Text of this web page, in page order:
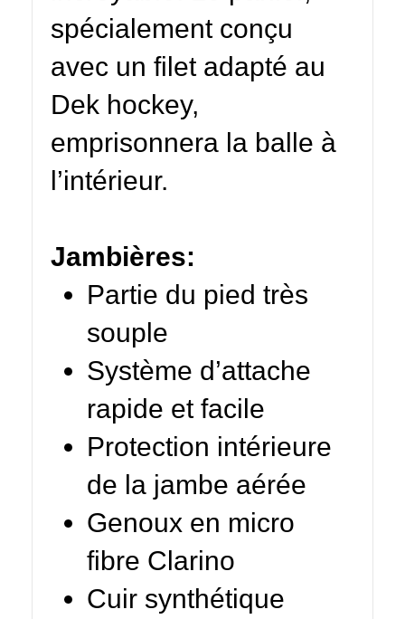
spécialement conçu
avec un filet adapté au
Dek hockey,
emprisonnera la balle à
l’intérieur.
Jambières:
Partie du pied très
souple
Système d’attache
rapide et facile
Protection intérieure
de la jambe aérée
Genoux en micro
fibre Clarino
Cuir synthétique